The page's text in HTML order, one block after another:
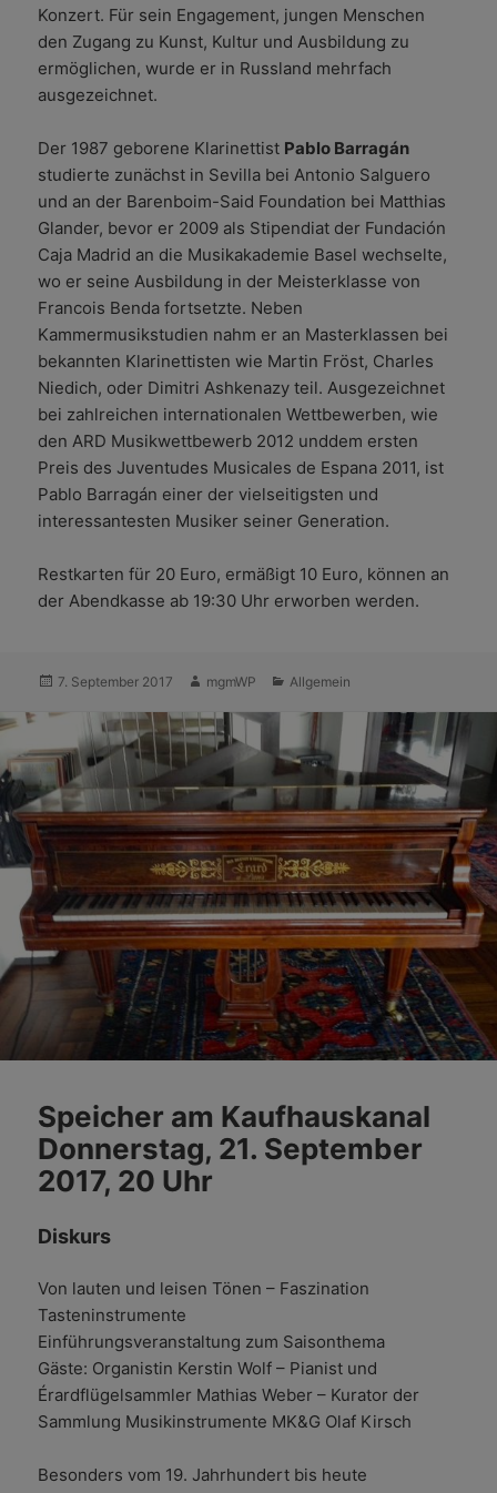
Konzert. Für sein Engagement, jungen Menschen
den Zugang zu Kunst, Kultur und Ausbildung zu
ermöglichen, wurde er in Russland mehrfach
ausgezeichnet.
Der 1987 geborene Klarinettist Pablo Barragán
studierte zunächst in Sevilla bei Antonio Salguero
und an der Barenboim-Said Foundation bei Matthias
Glander, bevor er 2009 als Stipendiat der Fundación
Caja Madrid an die Musikakademie Basel wechselte,
wo er seine Ausbildung in der Meisterklasse von
Francois Benda fortsetzte. Neben
Kammermusikstudien nahm er an Masterklassen bei
bekannten Klarinettisten wie Martin Fröst, Charles
Niedich, oder Dimitri Ashkenazy teil. Ausgezeichnet
bei zahlreichen internationalen Wettbewerben, wie
den ARD Musikwettbewerb 2012 unddem ersten
Preis des Juventudes Musicales de Espana 2011, ist
Pablo Barragán einer der vielseitigsten und
interessantesten Musiker seiner Generation.
Restkarten für 20 Euro, ermäßigt 10 Euro, können an
der Abendkasse ab 19:30 Uhr erworben werden.
Veröffentlicht
7. September 2017 Autor
mgmWP Kategorien
Allgemein
Speicher am Kaufhauskanal
Donnerstag, 21. September
2017, 20 Uhr
Diskurs
Von lauten und leisen Tönen – Faszination
Tasteninstrumente
Einführungsveranstaltung zum Saisonthema
Gäste: Organistin Kerstin Wolf – Pianist und
Érardflügelsammler Mathias Weber – Kurator der
Sammlung Musikinstrumente MK&G Olaf Kirsch
Besonders vom 19. Jahrhundert bis heute